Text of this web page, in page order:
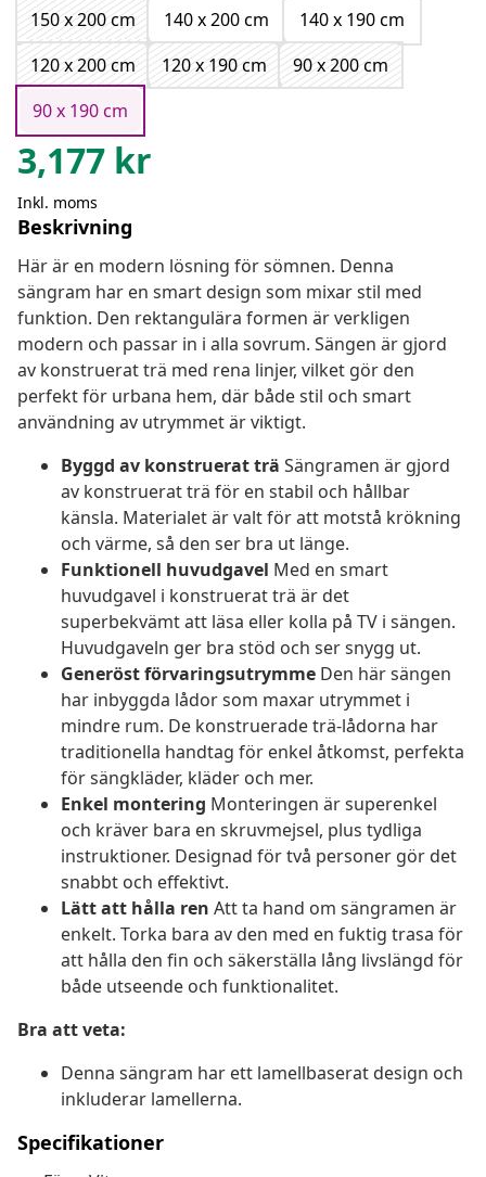
150 x 200 cm
140 x 200 cm
140 x 190 cm
120 x 200 cm
120 x 190 cm
90 x 200 cm
90 x 190 cm
3,177 kr
Inkl. moms
Beskrivning
Här är en modern lösning för sömnen. Denna
sängram har en smart design som mixar stil med
funktion. Den rektangulära formen är verkligen
modern och passar in i alla sovrum. Sängen är gjord
av konstruerat trä med rena linjer, vilket gör den
perfekt för urbana hem, där både stil och smart
användning av utrymmet är viktigt.
Byggd av konstruerat trä Sängramen är gjord
av konstruerat trä för en stabil och hållbar
känsla. Materialet är valt för att motstå krökning
och värme, så den ser bra ut länge.
Funktionell huvudgavel Med en smart
huvudgavel i konstruerat trä är det
superbekvämt att läsa eller kolla på TV i sängen.
Huvudgaveln ger bra stöd och ser snygg ut.
Generöst förvaringsutrymme Den här sängen
har inbyggda lådor som maxar utrymmet i
mindre rum. De konstruerade trä-lådorna har
traditionella handtag för enkel åtkomst, perfekta
för sängkläder, kläder och mer.
Enkel montering Monteringen är superenkel
och kräver bara en skruvmejsel, plus tydliga
instruktioner. Designad för två personer gör det
snabbt och effektivt.
Lätt att hålla ren Att ta hand om sängramen är
enkelt. Torka bara av den med en fuktig trasa för
att hålla den fin och säkerställa lång livslängd för
både utseende och funktionalitet.
Bra att veta:
Denna sängram har ett lamellbaserat design och
inkluderar lamellerna.
Specifikationer